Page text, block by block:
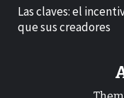
Las claves: el
que sus creadores